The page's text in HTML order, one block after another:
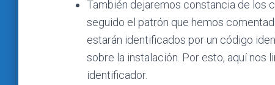
También dejaremos constancia de los
seguido el patrón que hemos
estarán identificados por un código
sobre la instalación. Por esto, aquí nos
identificador.